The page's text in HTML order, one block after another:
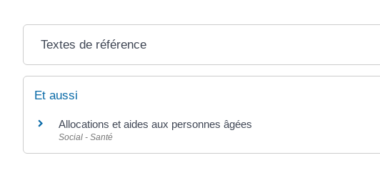
Textes de référence
Et aussi
Allocations et aides aux personnes âgées
Social - Santé